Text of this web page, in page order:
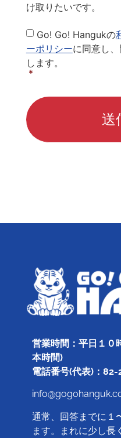
け取りたいです。
Privacy
Policy *
Go! Go! Hangukの
ーポリシーに同意し
します。
*
営業時間：平日１０
本時間)
電話番号(代表)：82-
通常、回答までに１
ます。まれに少し長